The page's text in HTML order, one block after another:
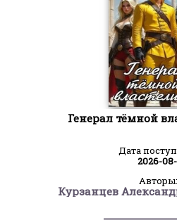
Генерал тёмной
Дата
2026-
Авторы: